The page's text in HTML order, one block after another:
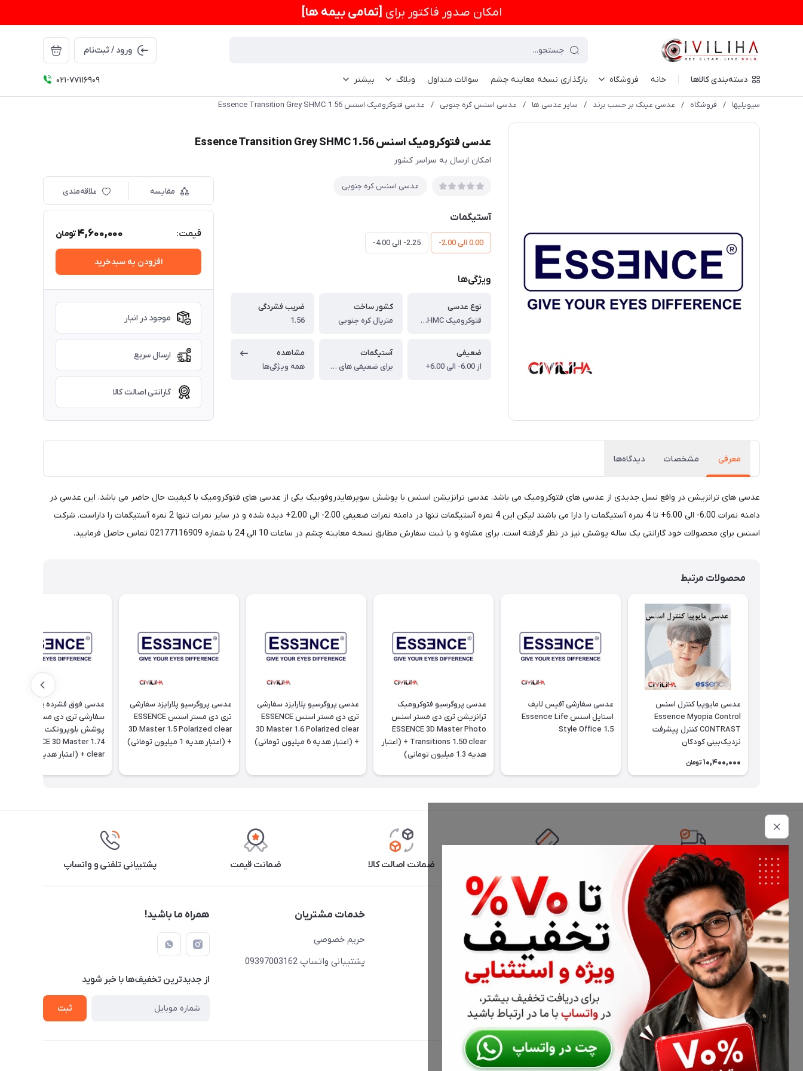
امكان صدور فاکتور برای [تمامی بیمه ها]
ورود / ثبت‌نام
دسته‌بندی کالاها خانه فروشگاه بارگذاری نسخه معاینه چشم سوالات متداول وبلاگ بیشتر 021-77116909
سیویلیها / فروشگاه / عدسی عینک بر حسب برند / سایر عدسی ها / عدسی اسنس کره جنوبی / عدسی فتوکرومیک اسنس Essence Transition Grey SHMC 1.56
عدسی فتوکرومیک اسنس Essence Transition Grey SHMC 1.56
امکان ارسال به سراسر کشور
عدسی اسنس کره جنوبی
آستیگمات
0.00 الی 2.00- 2.25- الی 4.00-
ویژگی‌ها
نوع عدسی
فتوکرومیک Essence Transition Grey SHMC
کشور ساخت
متریال کره جنوبی
ضریب فشردگی
1.56
ضعیفی
از 6.00- الی 6.00+
آستیگمات
برای ضعیفی های نمره 2.00+ الی 2.00- آستیگمات از 0.00 الی 4.00- و در سایر نمرات تا 2 نمره آستیگمات
مشاهده
همه ویژگی‌ها
مقایسه علاقه‌مندی
قیمت: 4,600,000تومان
افزودن به سبدخرید
موجود در انبار
ارسال سریع
گارانتی اصالت کالا
معرفی مشخصات دیدگاه‌ها
عدسی های ترانزیشن در واقع نسل جدیدی از عدسی های فتوکرومیک می باشد، عدسی ترانزیشن اسنس با پوشش سوپرهایدروفوبیک یکی از عدسی های فتوکرومیک با کیفیت حال حاضر می باشد، این عدسی در
دامنه نمرات 6.00- الی 6.00+ تا 4 نمره آستیگمات را دارا می باشند لیکن این 4 نمره آستیگمات تنها در دامنه نمرات ضعیفی 2.00- الی 2.00+ دیده شده و در سایر نمرات تنها 2 نمره آستیگمات را داراست. شرکت
اسنس برای محصولات خود گارانتی یک ساله پوشش نیز در نظر گرفته است. برای مشاوه و یا ثبت سفارش مطابق نسخه معاینه چشم در ساعات 10 الی 24 با شماره 02177116909 تماس حاصل فرمایید.
محصولات مرتبط
عدسی مایوپیا کنترل اسنس
Essence Myopia Control
CONTRAST کنترل پیشرفت
نزدیک‌بینی کودکان
10,400,000 تومان
عدسی سفارشی آفیس لایف
استایل اسنس Essence Life
Style Office 1.5
عدسی پروگرسیو فتوکرومیک
ترانزیشن تری دی مستر اسنس
ESSENCE 3D Master Photo
Transitions 1.50 clear + (اعتبار
هدیه 1.3 میلیون تومانی)
عدسی پروگرسیو پلارایزد سفارشی
تری دی مستر اسنس ESSENCE
3D Master 1.6 Polarized clear
+ (اعتبار هدیه 6 میلیون تومانی)
عدسی پروگرسیو پلارایزد سفارشی
تری دی مستر اسنس ESSENCE
3D Master 1.5 Polarized clear
+ (اعتبار هدیه 1 میلیون تومانی)
عدسی فوق فشرده پروگرسیو
سفارشی تری دی مستر اسنس با
پوشش بلوپروتکت انتخابی
ESSENCE 3D Master 1.74
تحویل اکسپرس ضمانت اصالت کالا ضمانت قیمت پشتیبانی تلفنی و واتساپ
اطلاعات تماس
02177116909
info@civiliha.com
ارسال فوری در تهران + ارسال به سراسر کشور
دسترسی سریع
حساب کاربری
مجله فروشگاه
لیست محصولات
درباره ما
خدمات مشتریان
حریم خصوصی
پشتیبانی واتساپ 09397003162
همراه ما باشید!
از جدید‌ترین تخفیف‌ها با‌ خبر شوید
ثبت
درباره فروشگاه عینک و عدسی سیویلیها